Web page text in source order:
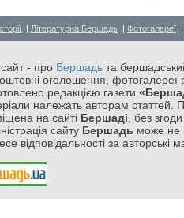
| Літературна Бершадь | Фотогалереї
- про Бершадь та
оголошення, фотогалереї
редакцією газети
належать авторам статтей.
на сайті Бершаді , без
сайту Бершадь може не
відповідальності за авторські